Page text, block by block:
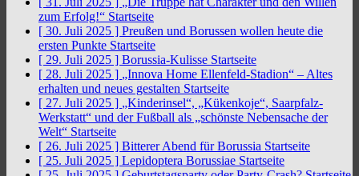
zum Erfolg!“ Startseite
[ 30. Juli 2025 ] Preußen und Borussen wollen heute die
ersten Punkte Startseite
[ 29. Juli 2025 ] Borussia-Kulisse Startseite
[ 28. Juli 2025 ] „Innova Home Ellenfeld-Stadion“ – Altes
erhalten und neues gestalten Startseite
[ 27. Juli 2025 ] „Kinderinsel“, „Kükenkoje“, Saarpfalz-
Werkstatt“ und der Fußball als „schönste Nebensache der
Welt“ Startseite
[ 26. Juli 2025 ] Bitterer Abend für Borussia Startseite
[ 25. Juli 2025 ] Lepidoptera Borussiae Startseite